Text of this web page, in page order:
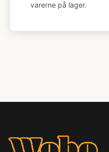
varerne på lager.